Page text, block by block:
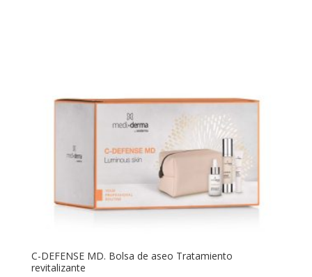
C-DEFENSE MD. Bolsa de aseo Tratamiento
revitalizante